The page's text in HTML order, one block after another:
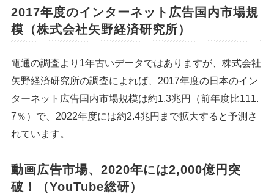
2017年度のインターネット広告国内市場規
模（株式会社矢野経済研究所）
電通の調査より1年古いデータではありますが、株式会社
矢野経済研究所の調査によれば、2017年度の日本のイン
ターネット広告国内市場規模は約1.3兆円（前年度比111.
7％）で、2022年度には約2.4兆円まで拡大すると予測さ
れています。
動画広告市場、2020年には2,000億円突
破！（YouTube総研）